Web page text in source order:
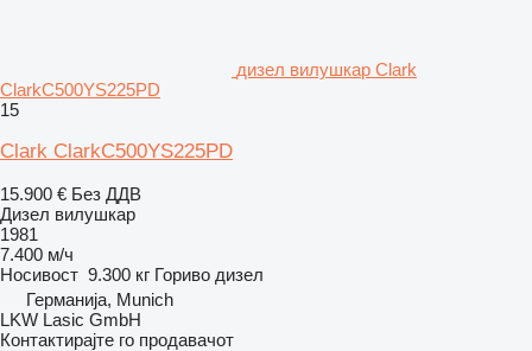
дизел вилушкар Clark
ClarkC500YS225PD
15
Clark ClarkC500YS225PD
15.900 € Без ДДВ
Дизел вилушкар
1981
7.400 м/ч
Носивост 9.300 кг Гориво дизел
Германија, Munich
LKW Lasic GmbH
Контактирајте го продавачот